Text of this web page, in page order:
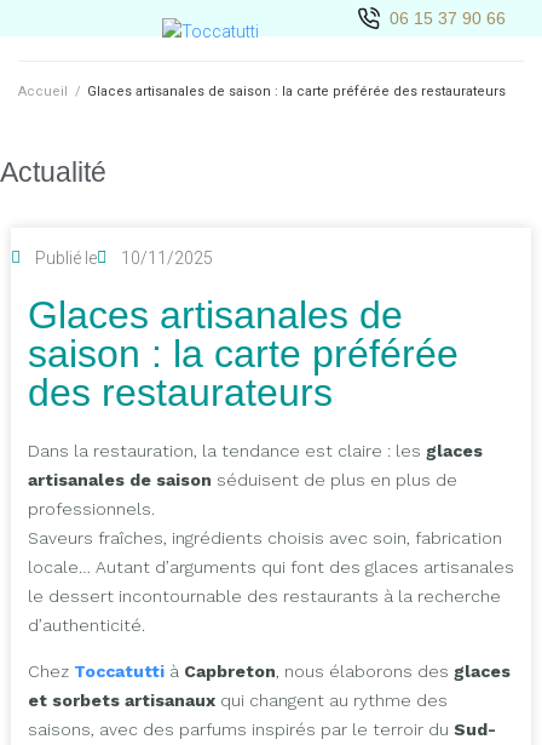
06 15 37 90 66
Accueil / Glaces artisanales de saison : la carte préférée des restaurateurs
Actualité
Publié le 10/11/2025
Glaces artisanales de
saison : la carte préférée
des restaurateurs
Dans la restauration, la tendance est claire : les glaces
artisanales de saison séduisent de plus en plus de
professionnels.
Saveurs fraîches, ingrédients choisis avec soin, fabrication
locale… Autant d’arguments qui font des glaces artisanales
le dessert incontournable des restaurants à la recherche
d’authenticité.
Chez Toccatutti à Capbreton , nous élaborons des glaces
et sorbets artisanaux qui changent au rythme des
saisons, avec des parfums inspirés par le terroir du Sud-